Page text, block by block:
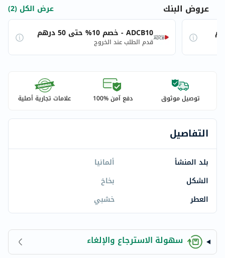
عروض البنك
عرض الكل (2)
ADCB10 - خصم 10% حتى 50 درهم
قدم الطلب عند الخروج
توصيل موثوق دفع آمن %100 علامات تجارية أصلية
التفاصيل
بلد المنشأ
ألمانيا
الشكل
بخاخ
العطر
خشبي
سهولة الاسترجاع والإلغاء